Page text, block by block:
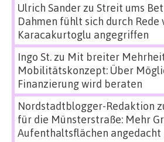
Ulrich Sanderzu Streit ums
Dahmen fühlt sich durch Rede
Karacakurtoglu angegriffen
Ingo St.zu Mit breiter
Mobilitätskonzept: Über
Finanzierung wird beraten
Nordstadtblogger-Redaktion
für die Münsterstraße: Mehr
Aufenthaltsflächen angedacht